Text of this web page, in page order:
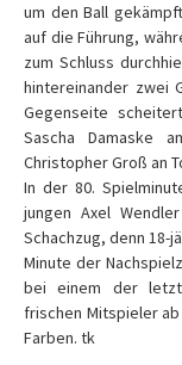
um den Ball
auf die Führung,
zum Schluss
hintereinander zwei
Gegenseite
Sascha Damaske
Christopher Groß an
In der 80.
jungen Axel
Schachzug, denn 18-
Minute der
bei einem der
frischen Mitspieler
Farben. tk